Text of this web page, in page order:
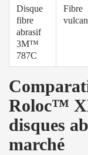
Disque
fibre
abrasif
3M™
787C
Fibre
Roloc™
disques
marché